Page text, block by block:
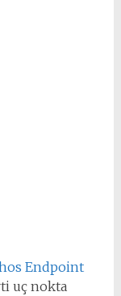
Endpoint
uç nokta